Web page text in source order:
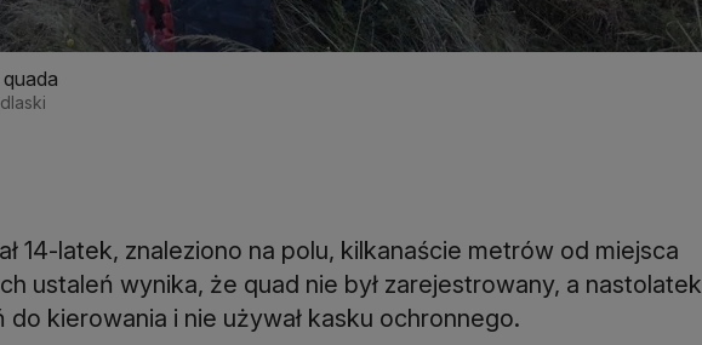
14-latek, znaleziono na polu, kilkanaście metrów od miejsca
ustaleń wynika, że quad nie był zarejestrowany, a nastolatek
do kierowania i nie używał kasku ochronnego.